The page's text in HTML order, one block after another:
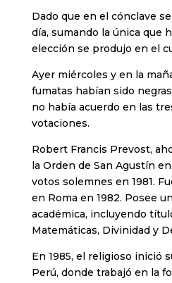
Dado que en el cónclave
día, sumando la única que
elección se produjo en el
Ayer miércoles y en la
fumatas habían sido
no había acuerdo en las
votaciones.
Robert Francis Prevost,
la Orden de San Agustín
votos solemnes en 1981.
en Roma en 1982. Posee
académica, incluyendo
Matemáticas, Divinidad y
En 1985, el religioso inició
Perú, donde trabajó en la